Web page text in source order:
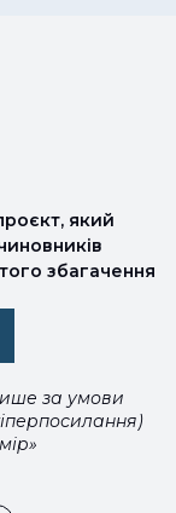
який
збагачення
за умови